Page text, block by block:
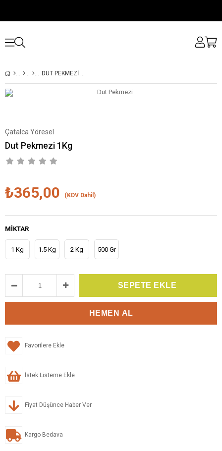
DUT PEKMEZI 1KG
Çatalca Yöresel
Dut Pekmezi 1Kg
₺365,00 (KDV Dahil)
MIKTAR
1 Kg 1.5 Kg 2 Kg 500 Gr
Favorilere Ekle
İstek Listeme Ekle
Fiyat Düşünce Haber Ver
Kargo Bedava